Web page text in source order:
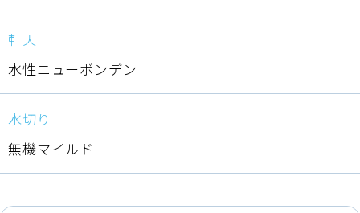
軒天
水性ニューボンデン
水切り
無機マイルド